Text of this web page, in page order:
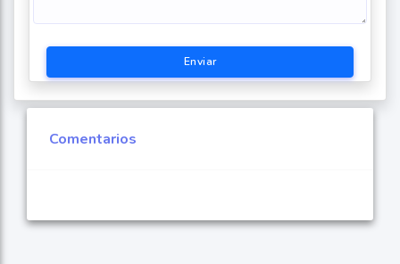
Enviar
Comentarios